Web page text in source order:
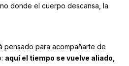
donde el cuerpo descansa, la
pensado para acompañarte de
aquí el tiempo se vuelve aliado,